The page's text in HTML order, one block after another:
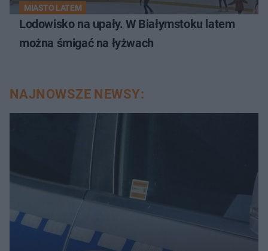
MIASTO LATEM
Lodowisko na upały. W Białymstoku latem
można śmigać na łyżwach
NAJNOWSZE NEWSY: